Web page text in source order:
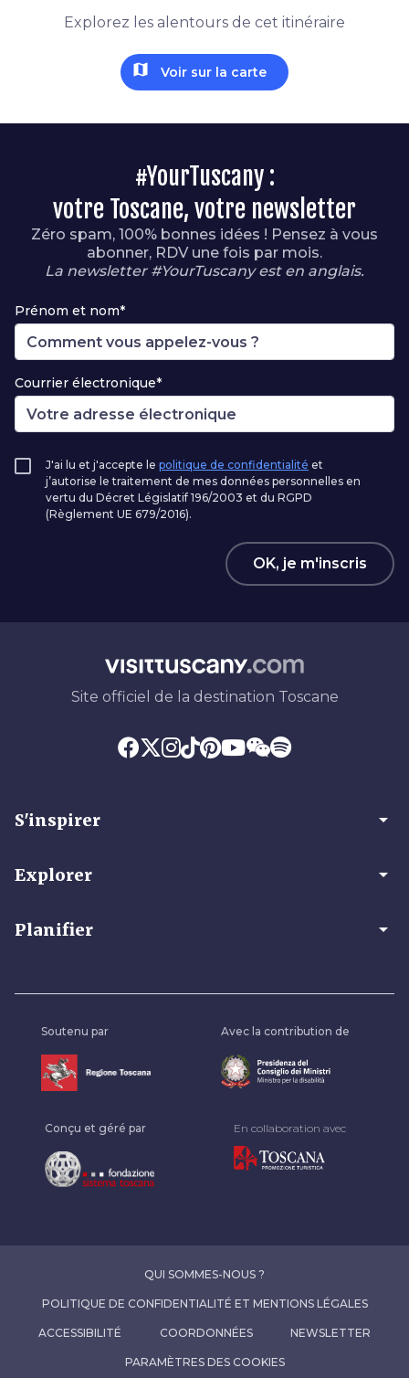
Explorez les alentours de cet itinéraire
map Voir sur la carte
#YourTuscany :
votre Toscane, votre newsletter
Zéro spam, 100% bonnes idées ! Pensez à vous
abonner, RDV une fois par mois.
La newsletter #YourTuscany est en anglais.
Prénom et nom*
Courrier électronique*
J'ai lu et j'accepte le politique de confidentialité et
j’autorise le traitement de mes données personnelles en
vertu du Décret Législatif 196/2003 et du RGPD
(Règlement UE 679/2016).
OK, je m'inscris
Site officiel de la destination Toscane
S'inspirer arrow_drop_down
Explorer arrow_drop_down
Planifier arrow_drop_down
Soutenu par Avec la contribution de
Conçu et géré par En collaboration avec
QUI SOMMES-NOUS ?
POLITIQUE DE CONFIDENTIALITÉ ET MENTIONS LÉGALES
ACCESSIBILITÉ COORDONNÉES NEWSLETTER
PARAMÈTRES DES COOKIES